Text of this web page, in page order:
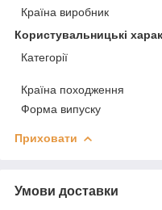
Країна виробник
Користувальницькі
Категорії
Країна походження
Форма випуску
Приховати
Умови доставки